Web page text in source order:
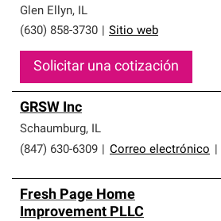
Glen Ellyn, IL
(630) 858-3730
Sitio web
Solicitar una cotización
GRSW Inc
Schaumburg, IL
(847) 630-6309
Correo electrónico
Fresh Page Home
Improvement PLLC